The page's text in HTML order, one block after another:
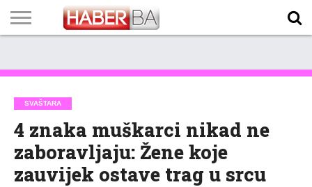
TECH
PROGRAM
PROGNOZA
PUTEVIMA
LISTA
NAMA
SVAŠTARA
4 znaka muškarci nikad ne
zaboravljaju: Žene koje
zauvijek ostave trag u srcu